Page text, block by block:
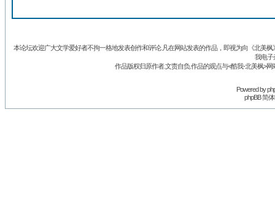
本论坛欢迎广大文学爱好者不拘一格地发表创作和评论.凡在网站发表的作品，即视为向《北美
我电子
作品版权归原作者.文责自负.作品的观点与<酷我-北美枫>
Powered by
phpBB 简